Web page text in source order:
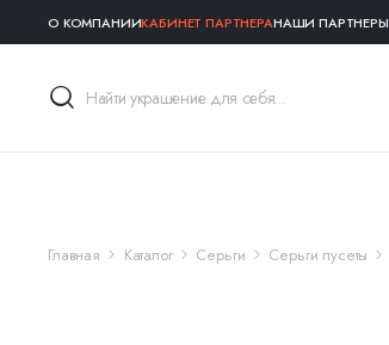
О КОМПАНИИКАБИНЕТ ПАРТНЕРАНАШИ ПАРТНЕРЫ
Главная Каталог Серьги Серьги пусеты